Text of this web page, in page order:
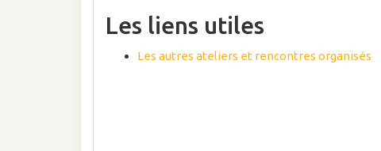
Les liens utiles
Les autres ateliers et rencontres organisés